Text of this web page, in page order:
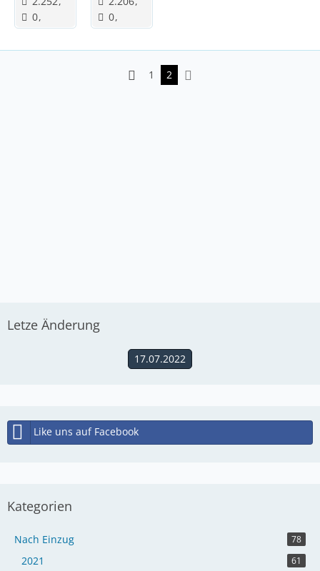
0
0
1 2
Letze Änderung
17.07.2022
Like uns auf Facebook
Kategorien
Nach Einzug 78
2021 61